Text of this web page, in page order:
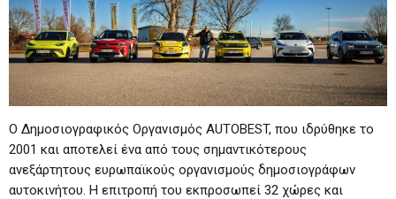
Ο Δημοσιογραφικός Οργανισμός AUTOBEST, που ιδρύθηκε το
2001 και αποτελεί ένα από τους σημαντικότερους
ανεξάρτητους ευρωπαϊκούς οργανισμούς δημοσιογράφων
αυτοκινήτου. Η επιτροπή του εκπροσωπεί 32 χώρες και